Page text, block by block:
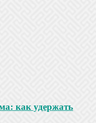
как удержать